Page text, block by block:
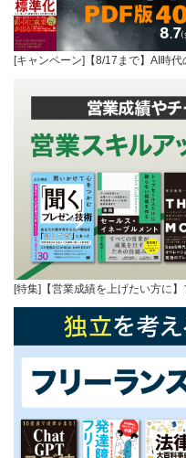
[キャンペーン]【8/17まで】AI時
[特集]【営業成績を上げたい方に